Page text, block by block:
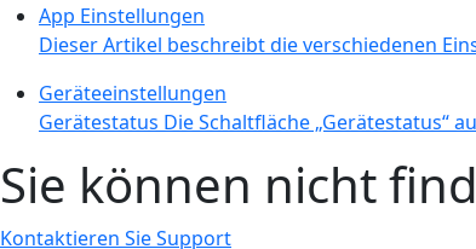
App Einstellungen
Dieser Artikel beschreibt die verschiedenen
Geräteeinstellungen
Gerätestatus Die Schaltfläche „Gerätestatus“
Sie können nicht
Kontaktieren Sie Support